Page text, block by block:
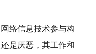
络信息技术参与构
是厌恶，其工作和